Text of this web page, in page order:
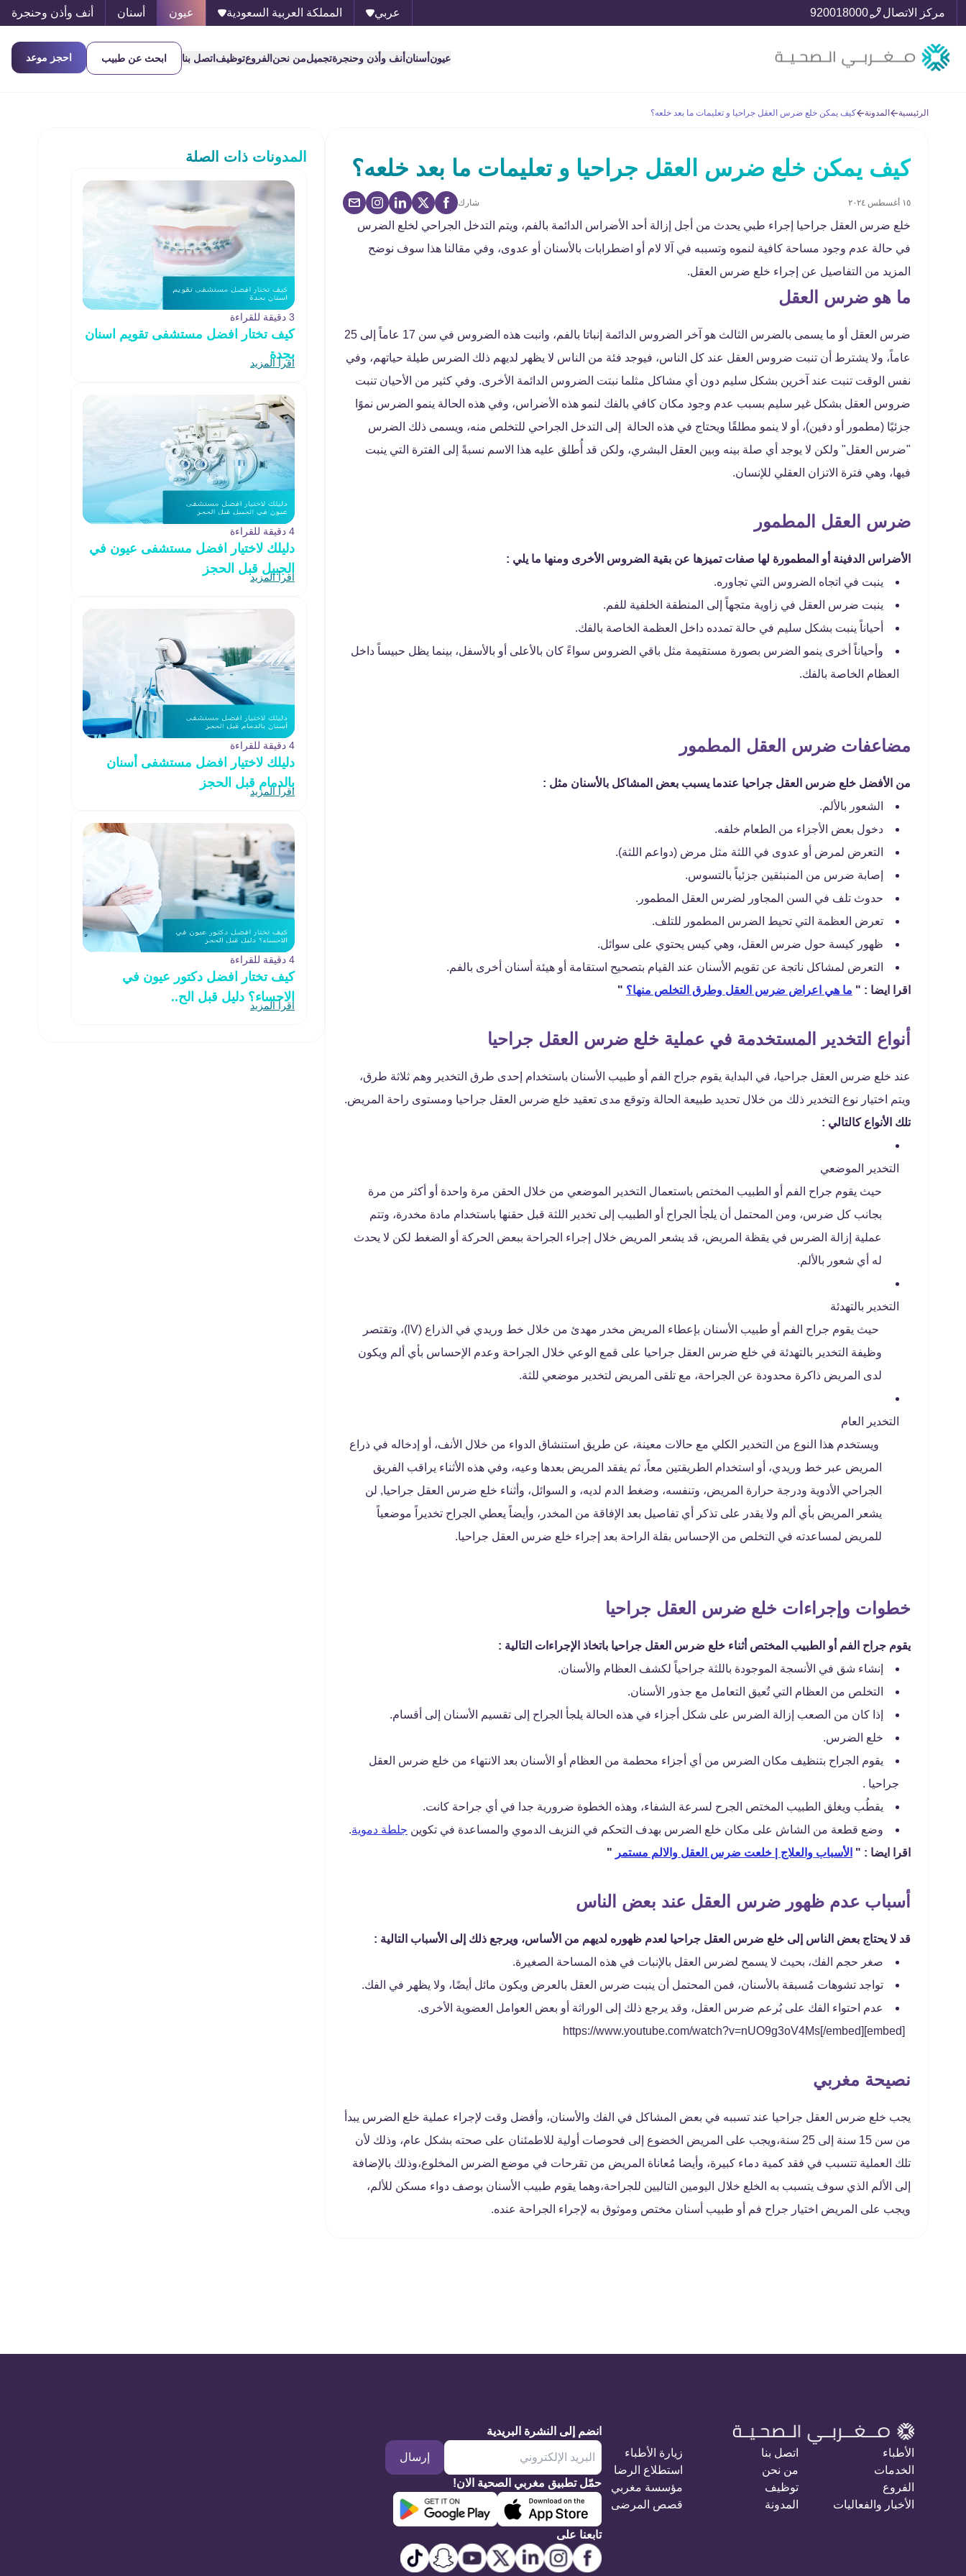
مركز الاتصال 920018000 عربي المملكة العربية السعودية عيون أسنان أنف وأذن وحنجرة
عيون أسنان أنف وأذن وحنجرةتجميلمن نحن الفروعتوظيف اتصل بنا ابحث عن طبيب احجز موعد
الرئيسية المدونة كيف يمكن خلع ضرس العقل جراحيا و تعليمات ما بعد خلعه؟
كيف يمكن خلع ضرس العقل جراحيا و تعليمات ما بعد خلعه؟
١٥ أغسطس ٢٠٢٤ شارك
خلع ضرس العقل جراحيا إجراء طبي يحدث من أجل إزالة أحد الأضراس الدائمة بالفم، ويتم التدخل الجراحي لخلع الضرس
في حالة عدم وجود مساحة كافية لنموه وتسببه في آلا لام أو اضطرابات بالأسنان أو عدوى، وفي مقالنا هذا سوف نوضح
المزيد من التفاصيل عن إجراء خلع ضرس العقل.
ما هو ضرس العقل
ضرس العقل أو ما يسمى بالضرس الثالث هو آخر الضروس الدائمة إنباتا بالفم، وانبت هذه الضروس في سن 17 عاماً إلى 25
عاماً، ولا يشترط أن تنبت ضروس العقل عند كل الناس، فيوجد فئة من الناس لا يظهر لديهم ذلك الضرس طيلة حياتهم، وفي
نفس الوقت تنبت عند آخرين بشكل سليم دون أي مشاكل مثلما نبتت الضروس الدائمة الأخرى. وفي كثير من الأحيان تنبت
ضروس العقل بشكل غير سليم بسبب عدم وجود مكان كافي بالفك لنمو هذه الأضراس، وفي هذه الحالة ينمو الضرس نموًا
جزئيًا (مطمور أو دفين)، أو لا ينمو مطلقًا ويحتاج في هذه الحالة إلى التدخل الجراحي للتخلص منه، ويسمى ذلك الضرس
"ضرس العقل" ولكن لا يوجد أي صلة بينه وبين العقل البشري، ولكن قد أُطلق عليه هذا الاسم نسبةً إلى الفترة التي ينبت
فيها، وهي فترة الاتزان العقلي للإنسان.
ضرس العقل المطمور
الأضراس الدفينة أو المطمورة لها صفات تميزها عن بقية الضروس الأخرى ومنها ما يلي :
ينبت في اتجاه الضروس التي تجاوره.
ينبت ضرس العقل في زاوية متجهاً إلى المنطقة الخلفية للفم.
أحياناً ينبت بشكل سليم في حالة تمدده داخل العظمة الخاصة بالفك.
وأحياناً أخرى ينمو الضرس بصورة مستقيمة مثل باقي الضروس سواءً كان بالأعلى أو بالأسفل، بينما يظل حبيساً داخل
العظام الخاصة بالفك.
مضاعفات ضرس العقل المطمور
من الأفضل خلع ضرس العقل جراحيا عندما يسبب بعض المشاكل بالأسنان مثل :
الشعور بالألم.
دخول بعض الأجزاء من الطعام خلفه.
التعرض لمرض أو عدوى في اللثة مثل مرض (دواعم اللثة).
إصابة ضرس من المنبثقين جزئياً بالتسوس.
حدوث تلف في السن المجاور لضرس العقل المطمور.
تعرض العظمة التي تحيط الضرس المطمور للتلف.
ظهور كيسة حول ضرس العقل، وهي كيس يحتوي على سوائل.
التعرض لمشاكل ناتجة عن تقويم الأسنان عند القيام بتصحيح استقامة أو هيئة أسنان أخرى بالفم.
اقرا ايضا : " ما هي اعراض ضرس العقل وطرق التخلص منها؟ "
أنواع التخدير المستخدمة في عملية خلع ضرس العقل جراحيا
عند خلع ضرس العقل جراحيا، في البداية يقوم جراح الفم أو طبيب الأسنان باستخدام إحدى طرق التخدير وهم ثلاثة طرق،
ويتم اختيار نوع التخدير ذلك من خلال تحديد طبيعة الحالة وتوقع مدى تعقيد خلع ضرس العقل جراحيا ومستوى راحة المريض.
تلك الأنواع كالتالي :
التخدير الموضعي
حيث يقوم جراح الفم أو الطبيب المختص باستعمال التخدير الموضعي من خلال الحقن مرة واحدة أو أكثر من مرة
بجانب كل ضرس، ومن المحتمل أن يلجأ الجراح أو الطبيب إلى تخدير اللثة قبل حقنها باستخدام مادة مخدرة، وتتم
عملية إزالة الضرس في يقظة المريض، قد يشعر المريض خلال إجراء الجراحة ببعض الحركة أو الضغط لكن لا يحدث
له أي شعور بالألم.
التخدير بالتهدئة
حيث يقوم جراح الفم أو طبيب الأسنان بإعطاء المريض مخدر مهدئ من خلال خط وريدي في الذراع (lV)، وتقتصر
وظيفة التخدير بالتهدئة في خلع ضرس العقل جراحيا على قمع الوعي خلال الجراحة وعدم الإحساس بأي ألم ويكون
لدى المريض ذاكرة محدودة عن الجراحة، مع تلقى المريض لتخدير موضعي للثة.
التخدير العام
ويستخدم هذا النوع من التخدير الكلي مع حالات معينة، عن طريق استنشاق الدواء من خلال الأنف، أو إدخاله في ذراع
المريض عبر خط وريدي، أو استخدام الطريقتين معاً، ثم يفقد المريض بعدها وعيه، وفي هذه الأثناء يراقب الفريق
الجراحي الأدوية ودرجة حرارة المريض، وتنفسه، وضغط الدم لديه، و السوائل، وأثناء خلع ضرس العقل جراحيا, لن
يشعر المريض بأي ألم ولا يقدر على تذكر أي تفاصيل بعد الإفاقة من المخدر، وأيضاً يعطي الجراح تخديراً موضعياً
للمريض لمساعدته في التخلص من الإحساس بقلة الراحة بعد إجراء خلع ضرس العقل جراحيا.
خطوات وإجراءات خلع ضرس العقل جراحيا
يقوم جراح الفم أو الطبيب المختص أثناء خلع ضرس العقل جراحيا باتخاذ الإجراءات التالية :
إنشاء شق في الأنسجة الموجودة باللثة جراحياً لكشف العظام والأسنان.
التخلص من العظام التي تُعيق التعامل مع جذور الأسنان.
إذا كان من الصعب إزالة الضرس على شكل أجزاء في هذه الحالة يلجأ الجراح إلى تقسيم الأسنان إلى أقسام.
خلع الضرس.
يقوم الجراح بتنظيف مكان الضرس من أي أجزاء محطمة من العظام أو الأسنان بعد الانتهاء من خلع ضرس العقل
جراحيا .
يقطُب ويغلق الطبيب المختص الجرح لسرعة الشفاء، وهذه الخطوة ضرورية جدا في أي جراحة كانت.
وضع قطعة من الشاش على مكان خلع الضرس بهدف التحكم في النزيف الدموي والمساعدة في تكوين جلطة دموية.
اقرا ايضا : " الأسباب والعلاج | خلعت ضرس العقل والالم مستمر "
أسباب عدم ظهور ضرس العقل عند بعض الناس
قد لا يحتاج بعض الناس إلى خلع ضرس العقل جراحيا لعدم ظهوره لديهم من الأساس، ويرجع ذلك إلى الأسباب التالية :
صغر حجم الفك، بحيث لا يسمح لضرس العقل بالإنبات في هذه المساحة الصغيرة.
تواجد تشوهات مُسبقة بالأسنان، فمن المحتمل أن ينبت ضرس العقل بالعرض ويكون مائل أيضًا، ولا يظهر في الفك.
عدم احتواء الفك على بُرعم ضرس العقل، وقد يرجع ذلك إلى الوراثة أو بعض العوامل العضوية الأخرى.
[embed]https://www.youtube.com/watch?v=nUO9g3oV4Ms[/embed]
نصيحة مغربي
يجب خلع ضرس العقل جراحيا عند تسببه في بعض المشاكل في الفك والأسنان، وأفضل وقت لإجراء عملية خلع الضرس يبدأ
من سن 15 سنة إلى 25 سنة،ويجب على المريض الخضوع إلى فحوصات أولية للاطمئنان على صحته بشكل عام، وذلك لأن
تلك العملية تتسبب في فقد كمية دماء كبيرة، وأيضا مُعاناة المريض من تقرحات في موضع الضرس المخلوع،وذلك بالإضافة
إلى الألم الذي سوف يتسبب به الخلع خلال اليومين التاليين للجراحة،وهما يقوم طبيب الأسنان بوصف دواء مسكن للألم،
ويجب على المريض اختيار جراح فم أو طبيب أسنان مختص وموثوق به لإجراء الجراحة عنده.
المدونات ذات الصلة
3 دقيقة للقراءة
كيف تختار افضل مستشفى تقويم اسنان
بجدة
اقرأ المزيد
4 دقيقة للقراءة
دليلك لاختيار افضل مستشفى عيون في
الجبيل قبل الحجز
اقرأ المزيد
4 دقيقة للقراءة
دليلك لاختيار افضل مستشفى أسنان
بالدمام قبل الحجز
اقرأ المزيد
4 دقيقة للقراءة
كيف تختار افضل دكتور عيون في
الاحساء؟ دليل قبل الح..
اقرأ المزيد
الأطباء
الخدمات
الفروع
الأخبار والفعاليات
اتصل بنا
من نحن
توظيف
المدونة
زيارة الأطباء
استطلاع الرضا
مؤسسة مغربي
قصص المرضى
انضم إلى النشرة البريدية
إرسال
حمّل تطبيق مغربي الصحية الان!
تابعنا على